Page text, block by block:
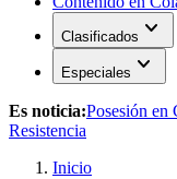
Clasificados expand_more
Especiales expand_more
Es noticia:Posesión en
Resistencia
Inicio